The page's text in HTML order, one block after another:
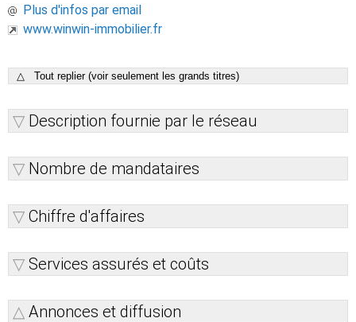
Plus d'infos par email
www.winwin-immobilier.fr
△ Tout replier (voir seulement les grands titres)
Description fournie par le réseau
Nombre de mandataires
Chiffre d'affaires
Services assurés et coûts
Annonces et diffusion